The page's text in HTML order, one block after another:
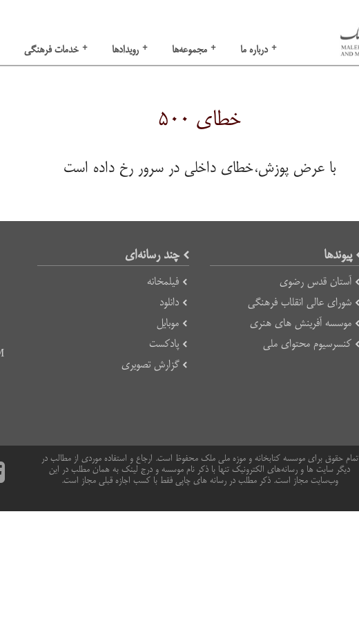
خدمات فرهنگی + رویدادها + مجموعه‌ها + درباره ما +
خطای ۵۰۰
با عرض پوزش،خطای داخلی در سرور رخ داده است
پیوند‌ها
آستان قدس رضوی
شورای عالی انقلاب فرهنگی
موسسه آفرینش های هنری
کنسرسیوم محتوای ملی
چند رسانه‌ای
فیلمخانه
دانلود
موبایل
پادکست
گزارش تصویری
تمام حقوق برای موسسه کتابخانه و موزه ملی ملک محفوظ است. ارجاع و استفاده موردی از مطالب در
دیگر سایت ها و رسانه‌های الکترونیک تنها با ذکر نام موسسه و درج لینک به همان مطلب در این
وب‌سایت مجاز است. ذکر مطلب در رسانه های چاپی فقط با کسب اجازه قبلی مجاز است.